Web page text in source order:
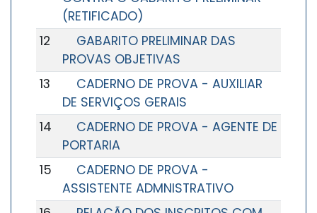
(RETIFICADO)
12
GABARITO PRELIMINAR DAS
PROVAS OBJETIVAS
13
CADERNO DE PROVA - AUXILIAR
DE SERVIÇOS GERAIS
14
CADERNO DE PROVA - AGENTE DE
PORTARIA
15
CADERNO DE PROVA -
ASSISTENTE ADMNISTRATIVO